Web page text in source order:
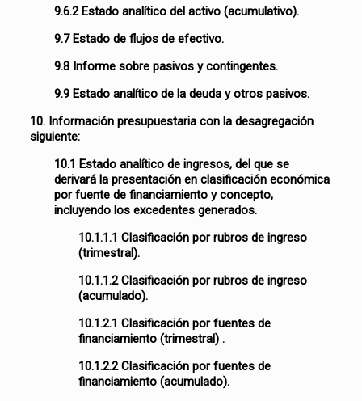
9.6.2 Estado analítico del activo (acumulativo).
9.7 Estado de flujos de efectivo.
9.8 Informe sobre pasivos y contingentes.
9.9 Estado analítico de la deuda y otros pasivos.
10. Información presupuestaria con la desagregación
siguiente:
10.1 Estado analítico de ingresos, del que se
derivará la presentación en clasificación económica
por fuente de financiamiento y concepto,
incluyendo los excedentes generados.
10.1.1.1 Clasificación por rubros de ingreso
(trimestral).
10.1.1.2 Clasificación por rubros de ingreso
(acumulado).
10.1.2.1 Clasificación por fuentes de
financiamiento (trimestral) .
10.1.2.2 Clasificación por fuentes de
financiamiento (acumulado).